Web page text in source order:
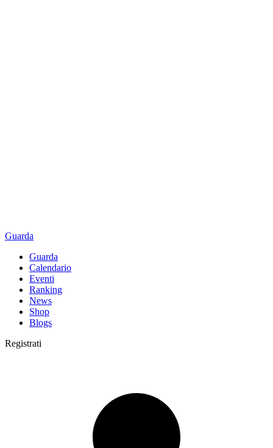
Guarda
Guarda
Calendario
Eventi
Ranking
News
Shop
Blogs
Registrati